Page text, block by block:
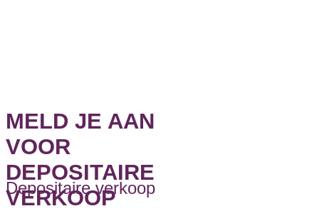
MELD JE AAN
VOOR
DEPOSITAIRE
VERKOOP
Depositaire verkoop